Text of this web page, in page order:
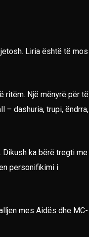
Liria është të mos
ritëm. Një mënyrë për të
– dashuria, trupi, ëndrra,
Dikush ka bërë tregti me
personifikimi i
mes Aidës dhe MC-